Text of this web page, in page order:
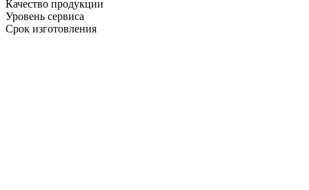
Качество продукции
Уровень сервиса
Срок изготовления